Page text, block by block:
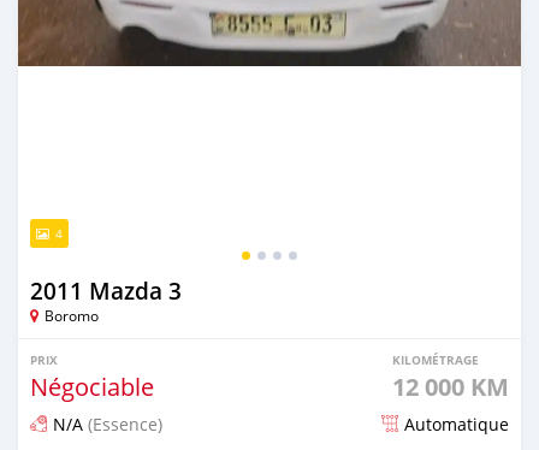
4
2011 Mazda 3
Boromo
PRIX
Négociable
KILOMÉTRAGE
12 000 KM
N/A (Essence) Automatique